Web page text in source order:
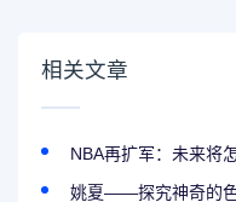
相关文章
NBA再扩军：未来将
姚夏——探究神奇的